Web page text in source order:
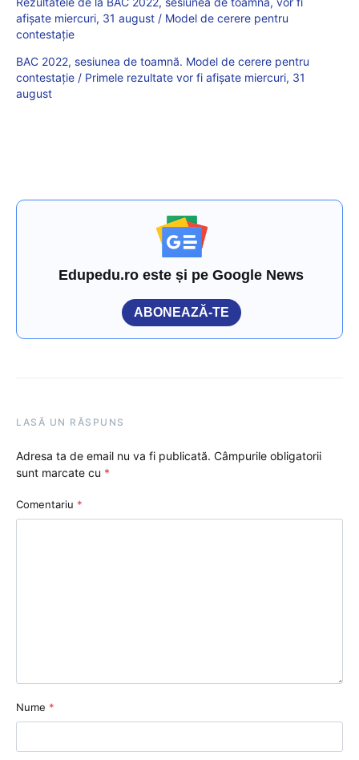
afișate miercuri, 31 august / Model de cerere pentru
contestație
BAC 2022, sesiunea de toamnă. Model de cerere pentru
contestație / Primele rezultate vor fi afișate miercuri, 31
august
Edupedu.ro este și pe Google News
ABONEAZĂ-TE
LASĂ UN RĂSPUNS
Adresa ta de email nu va fi publicată. Câmpurile obligatorii
sunt marcate cu *
Comentariu *
Nume *